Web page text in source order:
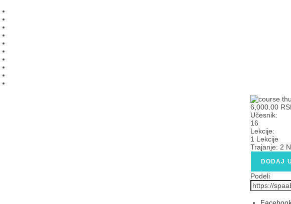
6,000.00
Učesnik:
16
Lekcije:
1 Lekcije
Trajanje: 2
DODAJ
Podeli